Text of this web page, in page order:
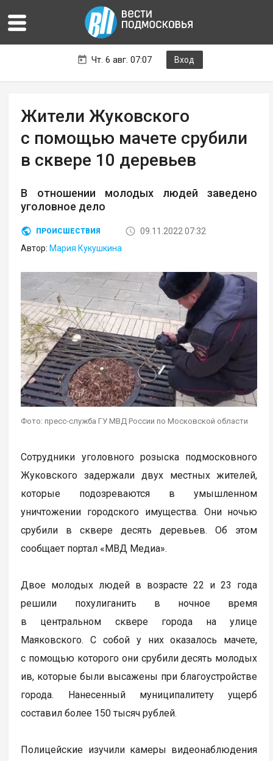
Чт. 6 авг. 07:07 Вход
Жители Жуковского
с помощью мачете срубили
в сквере 10 деревьев
В отношении молодых людей заведено
уголовное дело
ПРОИСШЕСТВИЯ
09.11.2022 07:32
Автор: Мария Кукушкина
Фото: пресс-служба ГУ МВД России по Московской области
Сотрудники уголовного розыска подмосковного
Жуковского задержали двух местных жителей,
которые подозреваются в умышленном
уничтожении городского имущества. Они ночью
срубили в сквере десять деревьев. Об этом
сообщает портал «МВД Медиа».
Двое молодых людей в возрасте 22 и 23 года
решили похулиганить в ночное время
в центральном сквере города на улице
Маяковского. С собой у них оказалось мачете,
с помощью которого они срубили десять молодых
ив, которые были высажены при благоустройстве
города. Нанесенный муниципалитету ущерб
составил более 150 тысяч рублей.
Полицейские изучили камеры видеонаблюдения